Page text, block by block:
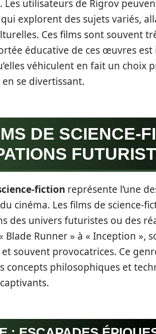
utilisateurs de Rigrov
explorent des sujets variés,
Ces films sont souvent
éducative de ces œuvres
véhiculent en fait un
se divertissant.
DE SCIENCE-
fiction représente l’une
cinéma. Les films de science-
des univers futuristes ou des
Blade Runner » à « Inception »,
souvent provocatrices. Ce
concepts philosophiques et